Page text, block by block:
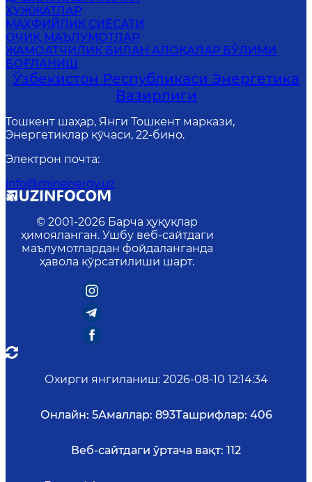
ҲУЖЖАТЛАР
МАХФИЙЛИК СИЁСАТИ
ОЧИҚ МАЪЛУМОТЛАР
ЖАМОАТЧИЛИК БИЛАН АЛОҚАЛАР БЎЛИМИ
БОҒЛАНИШ
Ўзбекистон Республикаси Энергетика
Вазирлиги
Тошкент шаҳар, Янги Тошкент маркази,
Энергетиклар кўчаси, 22-бино.
Электрон почта:
info@minenergy.uz
© 2001-2026 Барча ҳуқуқлар
ҳимояланган. Ушбу веб-сайтдаги
маълумотлардан фойдаланганда
ҳавола кўрсатилиши шарт.
Охирги янгиланиш: 2026-08-10 12:14:34
Онлайн: 5Амаллар: 893Ташрифлар: 406
Веб-сайтдаги ўртача вақт: 112